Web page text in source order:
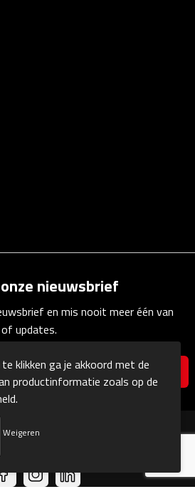
nieuwsbrief
en mis nooit meer één van
updates.
2026
klikken ga je akkoord met de
productinformatie zoals op de
Weigeren